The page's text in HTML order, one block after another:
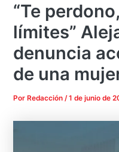
“Te
límites”
denuncia
de una
Por Redacción/1 de junio de